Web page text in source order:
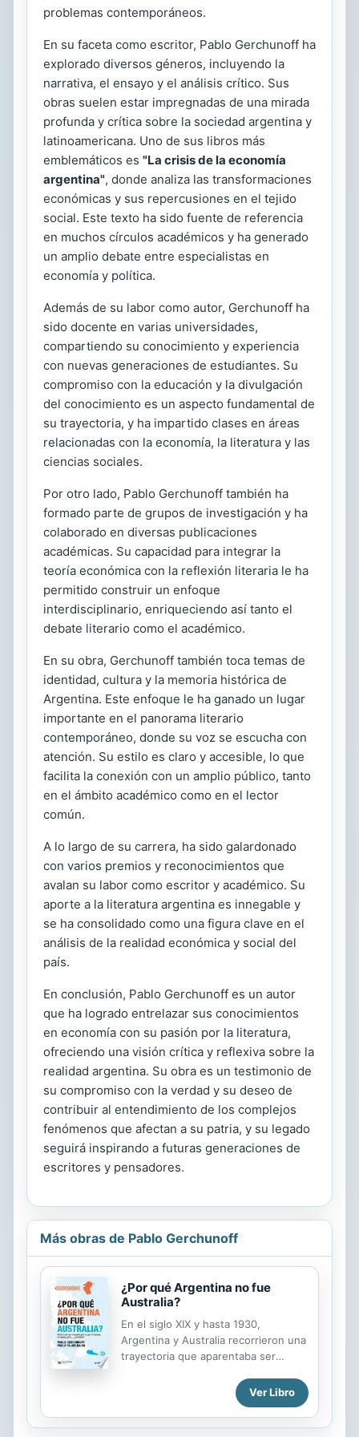
problemas contemporáneos.
En su faceta como escritor, Pablo Gerchunoff ha
explorado diversos géneros, incluyendo la
narrativa, el ensayo y el análisis crítico. Sus
obras suelen estar impregnadas de una mirada
profunda y crítica sobre la sociedad argentina y
latinoamericana. Uno de sus libros más
emblemáticos es "La crisis de la economía
argentina", donde analiza las transformaciones
económicas y sus repercusiones en el tejido
social. Este texto ha sido fuente de referencia
en muchos círculos académicos y ha generado
un amplio debate entre especialistas en
economía y política.
Además de su labor como autor, Gerchunoff ha
sido docente en varias universidades,
compartiendo su conocimiento y experiencia
con nuevas generaciones de estudiantes. Su
compromiso con la educación y la divulgación
del conocimiento es un aspecto fundamental de
su trayectoria, y ha impartido clases en áreas
relacionadas con la economía, la literatura y las
ciencias sociales.
Por otro lado, Pablo Gerchunoff también ha
formado parte de grupos de investigación y ha
colaborado en diversas publicaciones
académicas. Su capacidad para integrar la
teoría económica con la reflexión literaria le ha
permitido construir un enfoque
interdisciplinario, enriqueciendo así tanto el
debate literario como el académico.
En su obra, Gerchunoff también toca temas de
identidad, cultura y la memoria histórica de
Argentina. Este enfoque le ha ganado un lugar
importante en el panorama literario
contemporáneo, donde su voz se escucha con
atención. Su estilo es claro y accesible, lo que
facilita la conexión con un amplio público, tanto
en el ámbito académico como en el lector
común.
A lo largo de su carrera, ha sido galardonado
con varios premios y reconocimientos que
avalan su labor como escritor y académico. Su
aporte a la literatura argentina es innegable y
se ha consolidado como una figura clave en el
análisis de la realidad económica y social del
país.
En conclusión, Pablo Gerchunoff es un autor
que ha logrado entrelazar sus conocimientos
en economía con su pasión por la literatura,
ofreciendo una visión crítica y reflexiva sobre la
realidad argentina. Su obra es un testimonio de
su compromiso con la verdad y su deseo de
contribuir al entendimiento de los complejos
fenómenos que afectan a su patria, y su legado
seguirá inspirando a futuras generaciones de
escritores y pensadores.
Más obras de Pablo Gerchunoff
¿Por qué Argentina no fue
Australia?
En el siglo XIX y hasta 1930,
Argentina y Australia recorrieron una
trayectoria que aparentaba ser
político australiano publicó un libro
en el que presentaba a nuestro país
como su gran rival. Un siglo
Ver Libro